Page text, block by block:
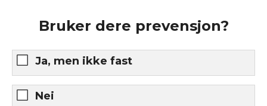
Bruker dere prevensjon?
Ja, men ikke fast
Nei